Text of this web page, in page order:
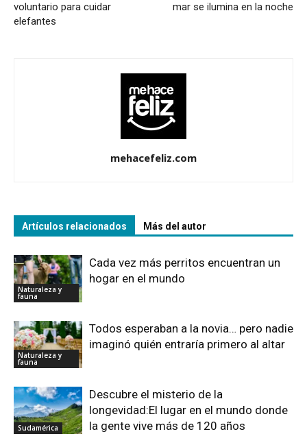
voluntario para cuidar
elefantes
mar se ilumina en la noche
mehacefeliz.com
Artículos relacionados Más del autor
Naturaleza y
fauna
Cada vez más perritos encuentran un
hogar en el mundo
Naturaleza y
fauna
Todos esperaban a la novia… pero nadie
imaginó quién entraría primero al altar
Sudamérica
Descubre el misterio de la
longevidad:El lugar en el mundo donde
la gente vive más de 120 años